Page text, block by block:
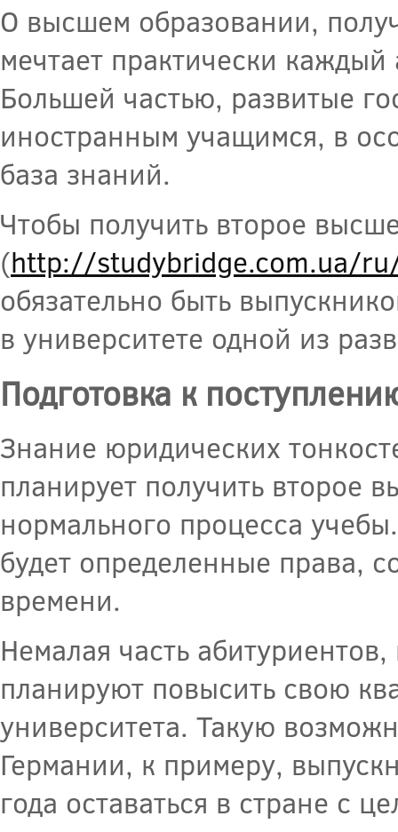
О высшем образовании,
мечтает практически
Большей частью, развитые
иностранным учащимся, в
база знаний.
Чтобы получить второе
(http://studybridge.com.ua/
обязательно быть
в университете одной из
Подготовка к
Знание юридических
планирует получить второе
нормального процесса
будет определенные права,
времени.
Немалая часть
планируют повысить свою
университета. Такую
Германии, к примеру,
года оставаться в стране с